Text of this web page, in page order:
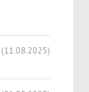
(11.08.2025)